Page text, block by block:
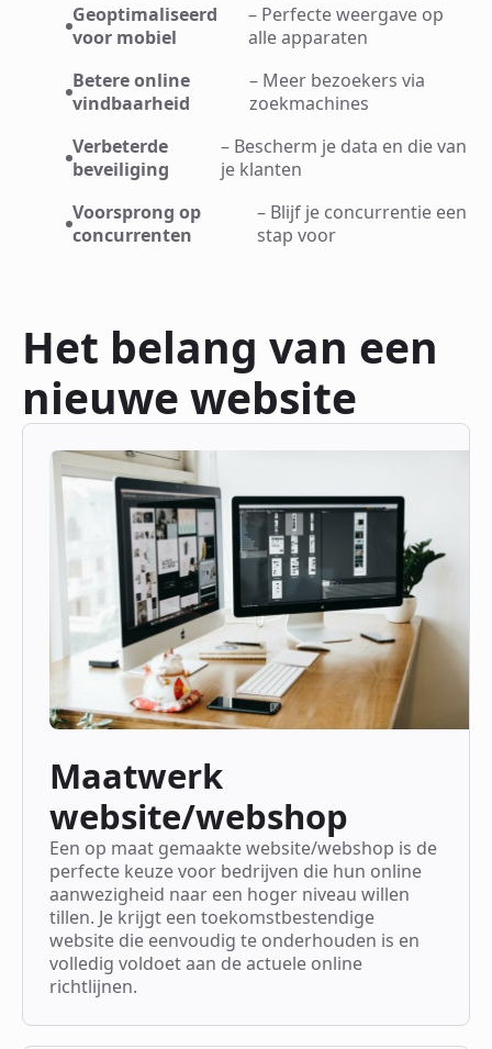
Geoptimaliseerd
voor mobiel
– Perfecte weergave op
alle apparaten
Betere online
vindbaarheid
– Meer bezoekers via
zoekmachines
Verbeterde
beveiliging
– Bescherm je data en die van
je klanten
Voorsprong op
concurrenten
– Blijf je concurrentie een
stap voor
Het belang van een
nieuwe website
Maatwerk
website/webshop
Een op maat gemaakte website/webshop is de
perfecte keuze voor bedrijven die hun online
aanwezigheid naar een hoger niveau willen
tillen. Je krijgt een toekomstbestendige
website die eenvoudig te onderhouden is en
volledig voldoet aan de actuele online
richtlijnen.